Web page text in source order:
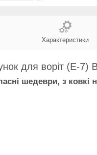
Характеристики
для воріт (Е-7)
шедеври, з ковкі